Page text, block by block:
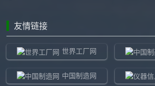
友情链接
世界工厂网
中国制造网